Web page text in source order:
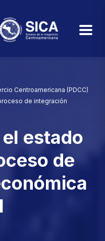
Centroamericana (PDCC)
de integración
estado
de